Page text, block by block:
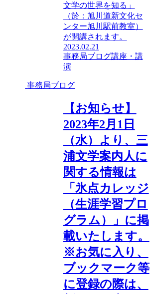
文学の世界を知る」
（於：旭川道新文化セ
ンター旭川駅前教室）
が開講されます。
2023.02.21
事務局ブログ講座・講
演
事務局ブログ
【お知らせ】
2023年2月1日
（水）より、三
浦文学案内人に
関する情報は
「氷点カレッジ
（生涯学習プロ
グラム）」に掲
載いたします。
※お気に入り、
ブックマーク等
に登録の際は、